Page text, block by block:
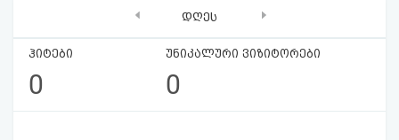
სალიცენზიო
შეთანხმება
დღეს
ჰიტები
0
უნიკალური ვიზიტორები
0
‹ ›